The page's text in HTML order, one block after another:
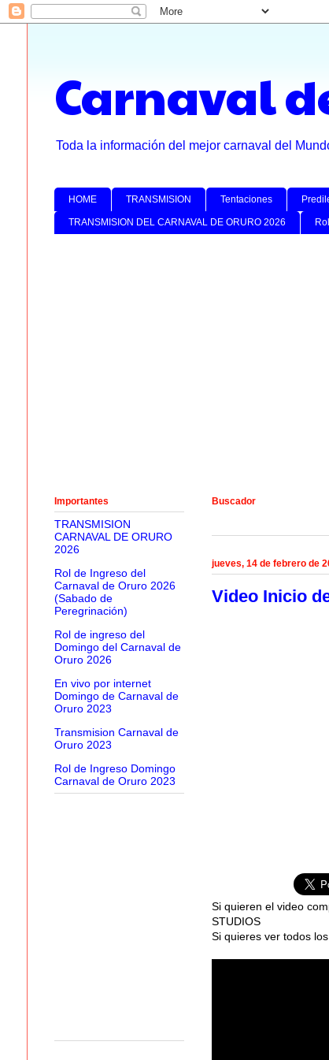
Carnaval
Toda la información del mejor carnaval del
HOME TRANSMISION Tentaciones
TRANSMISION DEL CARNAVAL DE ORURO 2026
Buscador
jueves, 14 de febrero de
Video Inicio
Si quieren el video
STUDIOS
Si quieres ver todos
Importantes
TRANSMISION
CARNAVAL DE ORURO
2026
Rol de Ingreso del
Carnaval de Oruro 2026
(Sabado de
Peregrinación)
Rol de ingreso del
Domingo del Carnaval de
Oruro 2026
En vivo por internet
Domingo de Carnaval de
Oruro 2023
Transmision Carnaval de
Oruro 2023
Rol de Ingreso Domingo
Carnaval de Oruro 2023